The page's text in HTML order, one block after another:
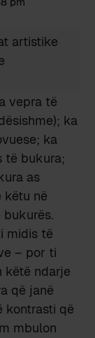
artistike
vepra të
ka
ka
të bukura;
as
këtu në
midis të
– por ti
këtë ndarje
që janë
kontrasti që
mbulon